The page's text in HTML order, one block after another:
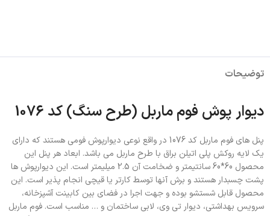
توضیحات
دیوار پوش فوم ماربل (طرح سنگ) کد 1076
پنل های فوم ماربل کد 1076 در واقع نوعی دیوارپوش فومی هستند که دارای
یک لایه روکش پلی اتیلن براق با طرح ماربل می باشد. ابعاد هر پنل این
محصول 60*60 سانتیمتر و ضخامت آن 2.5 میلیمتر است. این دیوارپوش ها
پشت چسبدار هستند و برش آنها توسط کارتر یا قیچی انجام پذیر است. این
محصول قابل شستشو بوده و جهت اجرا در فضای بین کابینت آشپزخانه،
سرویس بهداشتی، دیوار تی وی، لابی ساختمان و … مناسب است. فوم ماربل